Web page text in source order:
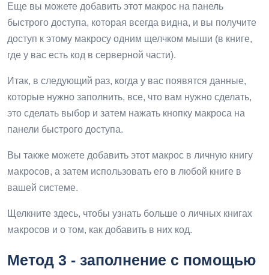
Еще вы можете добавить этот макрос на панель
быстрого доступа, которая всегда видна, и вы получите
доступ к этому макросу одним щелчком мыши (в книге,
где у вас есть код в серверной части).
Итак, в следующий раз, когда у вас появятся данные,
которые нужно заполнить, все, что вам нужно сделать,
это сделать выбор и затем нажать кнопку макроса на
панели быстрого доступа.
Вы также можете добавить этот макрос в личную книгу
макросов, а затем использовать его в любой книге в
вашей системе.
Щелкните здесь, чтобы узнать больше о личных книгах
макросов и о том, как добавить в них код.
Метод 3 - заполнение с помощью